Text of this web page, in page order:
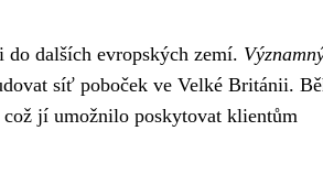
do dalších evropských zemí.
síť poboček ve Velké Británii.
jí umožnilo poskytovat klientům